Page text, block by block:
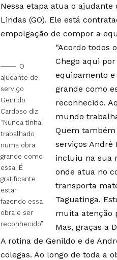
Nessa etapa atua o ajudante
Lindas (GO). Ele está
empolgação de compor a
O
ajudante de
serviço
Genildo
Cardoso diz:
“Nunca tinha
trabalhado
numa obra
grande como
essa. É
gratificante
estar
fazendo essa
obra e ser
reconhecido”
“Acordo todos
Chego aqui
equipamento
grande como
reconhecido.
mundo
Quem
serviços André
incluiu na sua
onde atua no
transporta
Taguatinga.
muita atenção
Mas, graças a
A rotina de Genildo e de
colegas. Ao longo de toda a